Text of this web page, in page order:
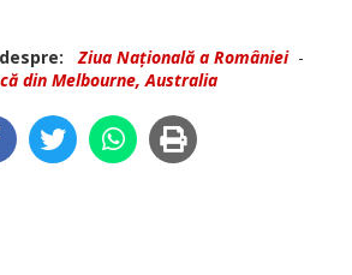
Ziua Națională a României-
din Melbourne, Australia